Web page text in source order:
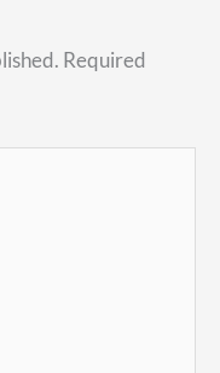
Required